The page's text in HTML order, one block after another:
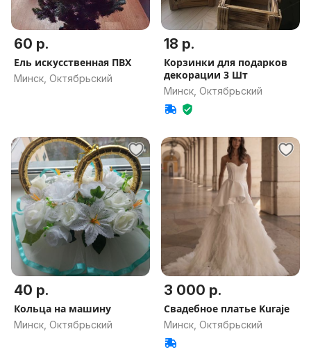
60 р.
Ель искусственная ПВХ
Минск, Октябрьский
18 р.
Корзинки для подарков
декорации 3 Шт
Минск, Октябрьский
40 р.
Кольца на машину
Минск, Октябрьский
3 000 р.
Свадебное платье Kuraje
Минск, Октябрьский